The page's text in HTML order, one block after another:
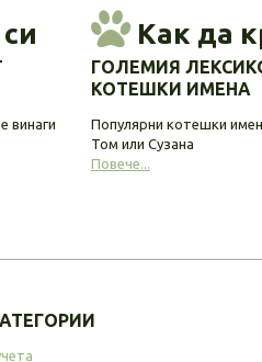
винаги
Как да
ГОЛЕМИЯ
КОТЕШКИ ИМЕНА
Популярни котешки
Том или Сузана
Повече...